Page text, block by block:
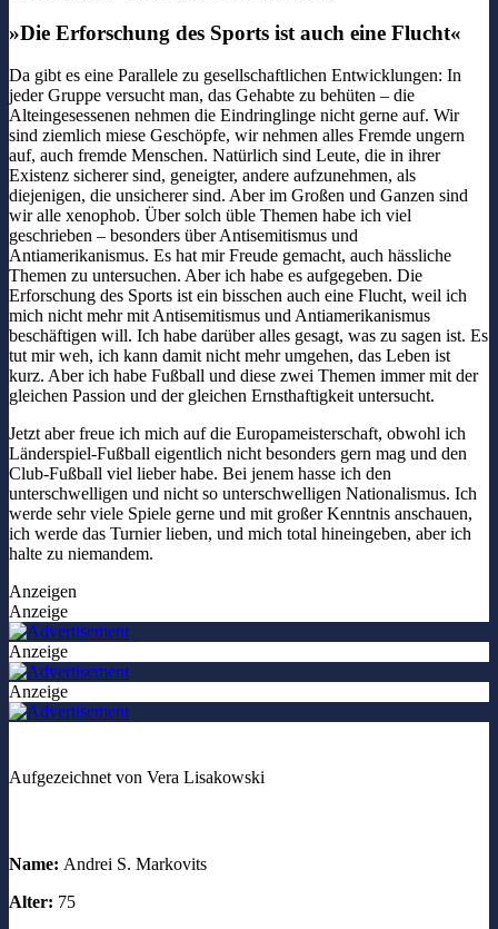
»Die Erforschung des Sports ist auch eine Flucht«
Da gibt es eine Parallele zu gesellschaftlichen Entwicklungen: In
jeder Gruppe versucht man, das Gehabte zu behüten – die
Alteingesessenen nehmen die Eindringlinge nicht gerne auf. Wir
sind ziemlich miese Geschöpfe, wir nehmen alles Fremde ungern
auf, auch fremde Menschen. Natürlich sind Leute, die in ihrer
Existenz sicherer sind, geneigter, andere aufzunehmen, als
diejenigen, die unsicherer sind. Aber im Großen und Ganzen sind
wir alle xenophob. Über solch üble Themen habe ich viel
geschrieben – besonders über Antisemitismus und
Antiamerikanismus. Es hat mir Freude gemacht, auch hässliche
Themen zu untersuchen. Aber ich habe es aufgegeben. Die
Erforschung des Sports ist ein bisschen auch eine Flucht, weil ich
mich nicht mehr mit Antisemitismus und Antiamerikanismus
beschäftigen will. Ich habe darüber alles gesagt, was zu sagen ist. Es
tut mir weh, ich kann damit nicht mehr umgehen, das Leben ist
kurz. Aber ich habe Fußball und diese zwei Themen immer mit der
gleichen Passion und der gleichen Ernsthaftigkeit untersucht.
Jetzt aber freue ich mich auf die Europameisterschaft, obwohl ich
Länderspiel-Fußball eigentlich nicht besonders gern mag und den
Club-Fußball viel lieber habe. Bei jenem hasse ich den
unterschwelligen und nicht so unterschwelligen Nationalismus. Ich
werde sehr viele Spiele gerne und mit großer Kenntnis anschauen,
ich werde das Turnier lieben, und mich total hineingeben, aber ich
halte zu niemandem.
Anzeigen
Anzeige
Anzeige
Anzeige
Aufgezeichnet von Vera Lisakowski
Name: Andrei S. Markovits
Alter: 75